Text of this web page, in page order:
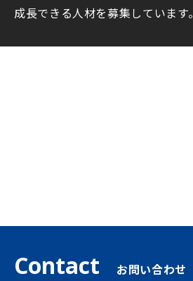
成長できる人材を募集しています。
Contact お問い合わせ